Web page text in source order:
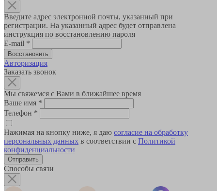
Введите адрес электронной почты, указанный при
регистрации. На указанный адрес будет отправлена
инструкция по восстановлению пароля
E-mail *
Авторизация
Заказать звонок
Мы свяжемся с Вами в ближайшее время
Ваше имя *
Телефон *
Нажимая на кнопку ниже, я даю согласие на обработку
персональных данных в соответствии с Политикой
конфиденциальности
Способы связи